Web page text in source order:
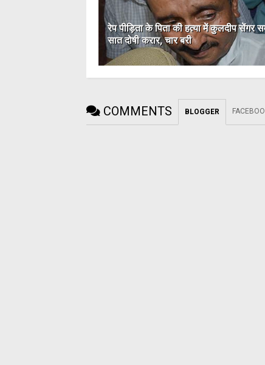
रेप पीड़िता के पिता की हत्या में कुलदीप सेंगर
सात दोषी करार, चार बरी
COMMENTS BLOGGER